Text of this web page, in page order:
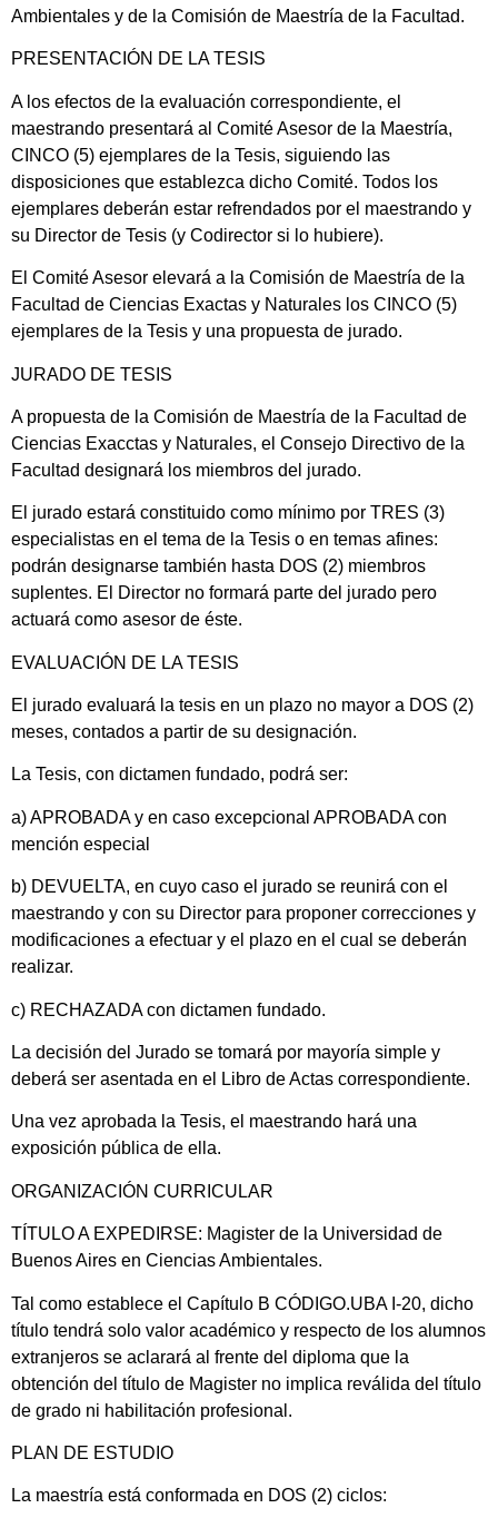
Ambientales y de la Comisión de Maestría de la Facultad.
PRESENTACIÓN DE LA TESIS
A los efectos de la evaluación correspondiente, el
maestrando presentará al Comité Asesor de la Maestría,
CINCO (5) ejemplares de la Tesis, siguiendo las
disposiciones que establezca dicho Comité. Todos los
ejemplares deberán estar refrendados por el maestrando y
su Director de Tesis (y Codirector si lo hubiere).
El Comité Asesor elevará a la Comisión de Maestría de la
Facultad de Ciencias Exactas y Naturales los CINCO (5)
ejemplares de la Tesis y una propuesta de jurado.
JURADO DE TESIS
A propuesta de la Comisión de Maestría de la Facultad de
Ciencias Exacctas y Naturales, el Consejo Directivo de la
Facultad designará los miembros del jurado.
El jurado estará constituido como mínimo por TRES (3)
especialistas en el tema de la Tesis o en temas afines:
podrán designarse también hasta DOS (2) miembros
suplentes. El Director no formará parte del jurado pero
actuará como asesor de éste.
EVALUACIÓN DE LA TESIS
El jurado evaluará la tesis en un plazo no mayor a DOS (2)
meses, contados a partir de su designación.
La Tesis, con dictamen fundado, podrá ser:
a) APROBADA y en caso excepcional APROBADA con
mención especial
b) DEVUELTA, en cuyo caso el jurado se reunirá con el
maestrando y con su Director para proponer correcciones y
modificaciones a efectuar y el plazo en el cual se deberán
realizar.
c) RECHAZADA con dictamen fundado.
La decisión del Jurado se tomará por mayoría simple y
deberá ser asentada en el Libro de Actas correspondiente.
Una vez aprobada la Tesis, el maestrando hará una
exposición pública de ella.
ORGANIZACIÓN CURRICULAR
TÍTULO A EXPEDIRSE: Magister de la Universidad de
Buenos Aires en Ciencias Ambientales.
Tal como establece el Capítulo B CÓDIGO.UBA I-20, dicho
título tendrá solo valor académico y respecto de los alumnos
extranjeros se aclarará al frente del diploma que la
obtención del título de Magister no implica reválida del título
de grado ni habilitación profesional.
PLAN DE ESTUDIO
La maestría está conformada en DOS (2) ciclos: